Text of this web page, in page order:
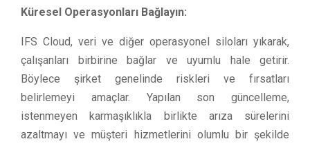
Küresel Operasyonları Bağlayın:
IFS Cloud, veri ve diğer operasyonel siloları yıkarak,
çalışanları birbirine bağlar ve uyumlu hale getirir.
Böylece şirket genelinde riskleri ve fırsatları
belirlemeyi amaçlar. Yapılan son güncelleme,
istenmeyen karmaşıklıkla birlikte arıza sürelerini
azaltmayı ve müşteri hizmetlerini olumlu bir şekilde